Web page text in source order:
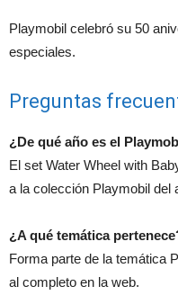
Playmobil celebró su 50
especiales.
Preguntas
¿De qué año es el
El set Water Wheel with
a la colección Playmobil del
¿A qué temática
Forma parte de la temática
al completo en la web.